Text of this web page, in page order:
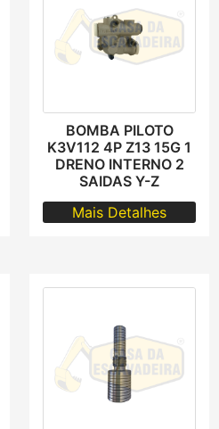
BOMBA PILOTO
K3V112 4P Z13 15G 1
DRENO INTERNO 2
SAIDAS Y-Z
Mais Detalhes